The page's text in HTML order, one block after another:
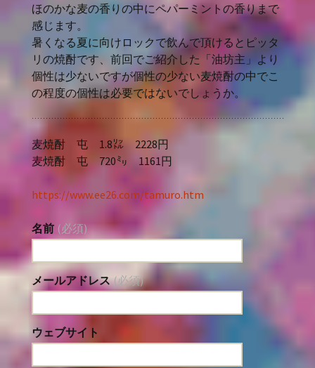
ほのかな麦の香りの中にペパーミントの香りまで
感じます。
暑くなる夏に向けロックで飲んで頂けるとピッタ
リの焼酎です、前回でご紹介した「油坊主」より
個性は少ないですが個性の少ない麦焼酎の中でこ
の程度の個性は必要ではないでしょうか。
麦焼酎 屯 1.8㍑ 2228円
麦焼酎 屯 720㍉ 1161円
https://www.ee26.com/tamuro.htm
名前 (必須)
メールアドレス (必須)
ウェブサイト